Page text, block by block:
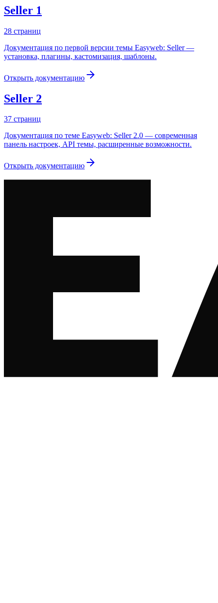
Seller 1
28 страниц
Документация по первой версии темы Easyweb: Seller —
установка, плагины, кастомизация, шаблоны.
Открыть документацию
Seller 2
37 страниц
Документация по теме Easyweb: Seller 2.0 — современная
панель настроек, API темы, расширенные возможности.
Открыть документацию